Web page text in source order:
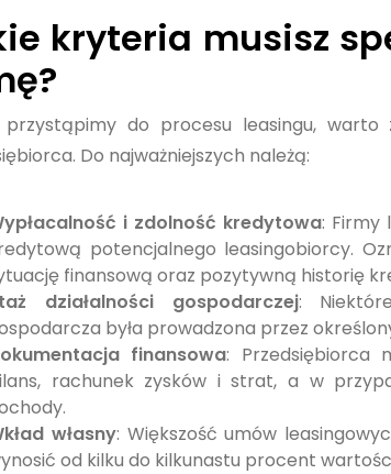
kryteria musisz
przystąpimy do procesu leasingu,
Do najważniejszych należą:
i zdolność kredytowa: Firmy
potencjalnego leasingobiorcy.
finansową oraz pozytywną historię
działalności gospodarczej:
była prowadzona przez
finansowa: Przedsiębiorca
rachunek zysków i strat, a w
własny: Większość umów
od kilku do kilkunastu procent